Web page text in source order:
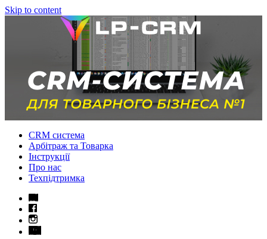
Skip to content
CRM система
Арбітраж та Товарка
Інструкції
Про нас
Техпідтримка